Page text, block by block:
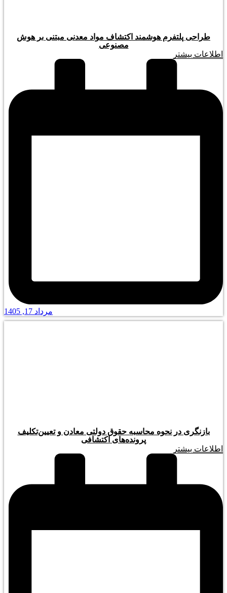
طراحی پلتفرم هوشمند اکتشاف مواد معدنی مبتنی بر هوش
مصنوعی
اطلاعات بیشتر
مرداد 17, 1405
بازنگری در نحوه محاسبه حقوق دولتی معادن و تعیین‌تکلیف
پرونده‌های اکتشافی
اطلاعات بیشتر